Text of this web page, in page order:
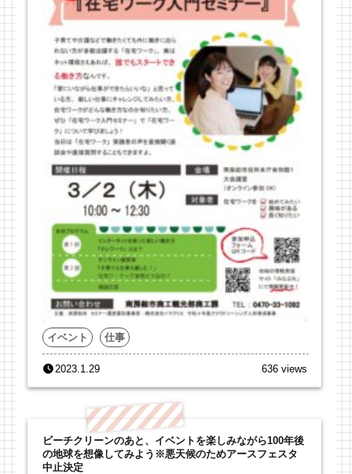
イベント 仕事
2023.1.29 636 views
ビーチクリーンのあと、イベントを楽しみながら100年後
の地球を想像してみよう※悪天候のためアースフェスタ
中止決定